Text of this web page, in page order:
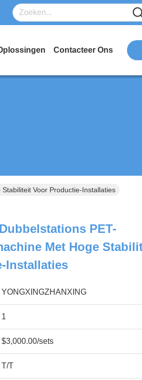
Contacteer Ons
Voor Productie-Installaties
PET-
Met Hoge
Installaties
YONGXINGZHANXING
1
$3,000.00/sets
T/T